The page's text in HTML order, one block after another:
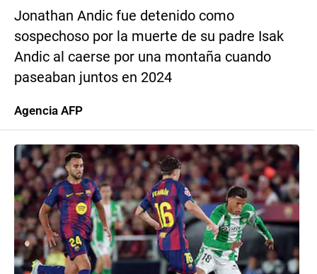
Jonathan Andic fue detenido como
sospechoso por la muerte de su padre Isak
Andic al caerse por una montaña cuando
paseaban juntos en 2024
Agencia AFP